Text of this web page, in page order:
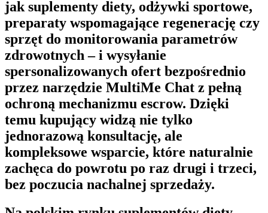
jak suplementy diety, odżywki sportowe,
preparaty wspomagające regenerację czy
sprzęt do monitorowania parametrów
zdrowotnych – i wysyłanie
spersonalizowanych ofert bezpośrednio
przez narzędzie MultiMe Chat z pełną
ochroną mechanizmu escrow. Dzięki
temu kupujący widzą nie tylko
jednorazową konsultację, ale
kompleksowe wsparcie, które naturalnie
zachęca do powrotu po raz drugi i trzeci,
bez poczucia nachalnej sprzedaży.